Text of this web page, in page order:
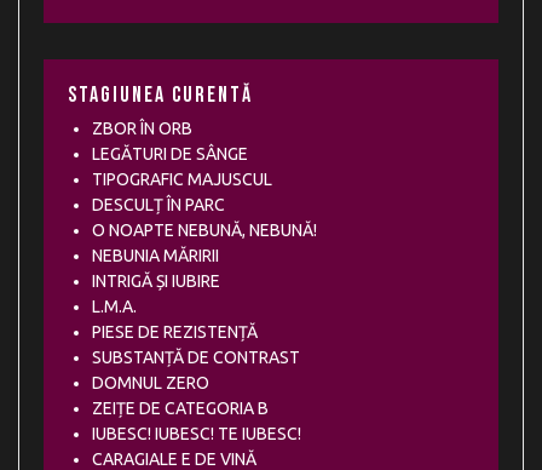
Stagiunea curentă
ZBOR ÎN ORB
LEGĂTURI DE SÂNGE
TIPOGRAFIC MAJUSCUL
DESCULȚ ÎN PARC
O NOAPTE NEBUNĂ, NEBUNĂ!
NEBUNIA MĂRIRII
INTRIGĂ ȘI IUBIRE
L.M.A.
PIESE DE REZISTENȚĂ
SUBSTANȚĂ DE CONTRAST
DOMNUL ZERO
ZEIȚE DE CATEGORIA B
IUBESC! IUBESC! TE IUBESC!
CARAGIALE E DE VINĂ